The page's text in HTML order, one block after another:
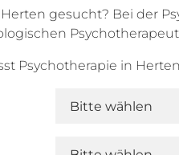
gesucht? Bei der
Psychotherapie in